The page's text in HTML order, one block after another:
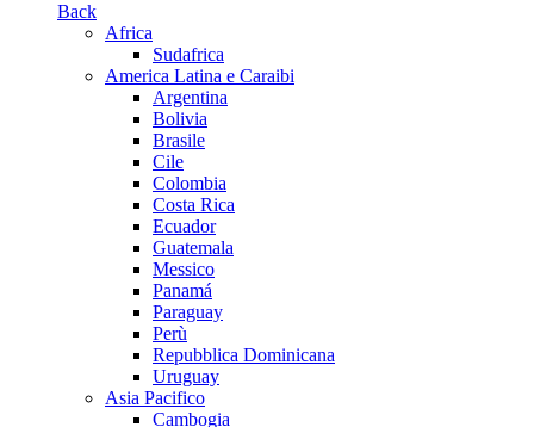
Back
Africa
Sudafrica
America Latina e Caraibi
Argentina
Bolivia
Brasile
Cile
Colombia
Costa Rica
Ecuador
Guatemala
Messico
Panamá
Paraguay
Perù
Repubblica Dominicana
Uruguay
Asia Pacifico
Cambogia